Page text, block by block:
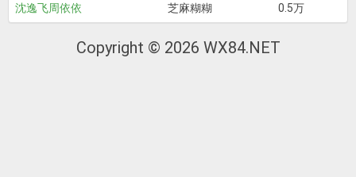
沈逸飞周依依 芝麻糊糊 0.5万
Copyright © 2026 WX84.NET